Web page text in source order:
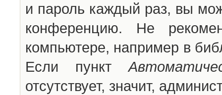
и пароль каждый раз, вы
конференцию. Не
компьютере, например в
Если пункт
отсутствует, значит,